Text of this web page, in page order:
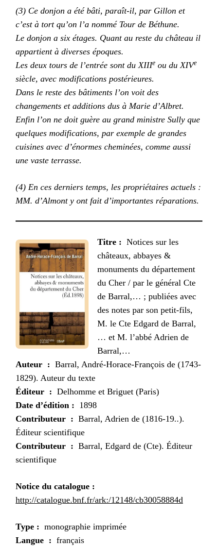
(3) Ce donjon a été bâti, paraît-il, par Gillon et
c’est à tort qu’on l’a nommé Tour de Béthune.
Le donjon a six étages. Quant au reste du château il
appartient à diverses époques.
Les deux tours de l’entrée sont du XIIIe ou du XIVe
siècle, avec modifications postérieures.
Dans le reste des bâtiments l’on voit des
changements et additions dus à Marie d’Albret.
Enfin l’on ne doit guère au grand ministre Sully que
quelques modifications, par exemple de grandes
cuisines avec d’énormes cheminées, comme aussi
une vaste terrasse.
(4) En ces derniers temps, les propriétaires actuels :
MM. d’Almont y ont fait d’importantes réparations.
Titre : Notices sur les
châteaux, abbayes &
monuments du département
du Cher / par le général Cte
de Barral,… ; publiées avec
des notes par son petit-fils,
M. le Cte Edgard de Barral,
… et M. l’abbé Adrien de
Barral,…
Auteur : Barral, André-Horace-François de (1743-
1829). Auteur du texte
Éditeur : Delhomme et Briguet (Paris)
Date d’édition : 1898
Contributeur : Barral, Adrien de (1816-19..).
Éditeur scientifique
Contributeur : Barral, Edgard de (Cte). Éditeur
scientifique
Notice du catalogue :
http://catalogue.bnf.fr/ark:/12148/cb30058884d
Type : monographie imprimée
Langue : français